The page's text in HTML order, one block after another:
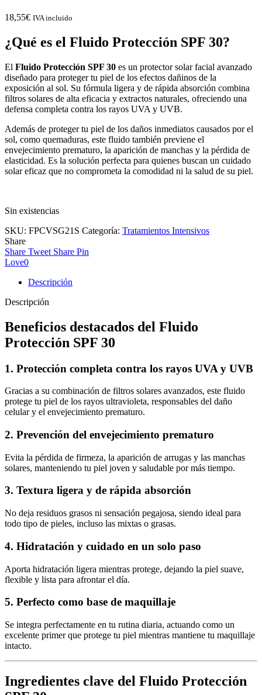
18,55€ IVA incluido
¿Qué es el Fluido Protección SPF 30?
El Fluido Protección SPF 30 es un protector solar facial avanzado
diseñado para proteger tu piel de los efectos dañinos de la
exposición al sol. Su fórmula ligera y de rápida absorción combina
filtros solares de alta eficacia y extractos naturales, ofreciendo una
defensa completa contra los rayos UVA y UVB.
Además de proteger tu piel de los daños inmediatos causados por el
sol, como quemaduras, este fluido también previene el
envejecimiento prematuro, la aparición de manchas y la pérdida de
elasticidad. Es la solución perfecta para quienes buscan un cuidado
solar eficaz que no comprometa la comodidad ni la salud de su piel.
Sin existencias
SKU: FPCVSG21S Categoría: Tratamientos Intensivos
Share
Share Tweet Share Pin
Love0
Descripción
Descripción
Beneficios destacados del Fluido
Protección SPF 30
1. Protección completa contra los rayos UVA y UVB
Gracias a su combinación de filtros solares avanzados, este fluido
protege tu piel de los rayos ultravioleta, responsables del daño
celular y el envejecimiento prematuro.
2. Prevención del envejecimiento prematuro
Evita la pérdida de firmeza, la aparición de arrugas y las manchas
solares, manteniendo tu piel joven y saludable por más tiempo.
3. Textura ligera y de rápida absorción
No deja residuos grasos ni sensación pegajosa, siendo ideal para
todo tipo de pieles, incluso las mixtas o grasas.
4. Hidratación y cuidado en un solo paso
Aporta hidratación ligera mientras protege, dejando la piel suave,
flexible y lista para afrontar el día.
5. Perfecto como base de maquillaje
Se integra perfectamente en tu rutina diaria, actuando como un
excelente primer que protege tu piel mientras mantiene tu maquillaje
intacto.
Ingredientes clave del Fluido Protección